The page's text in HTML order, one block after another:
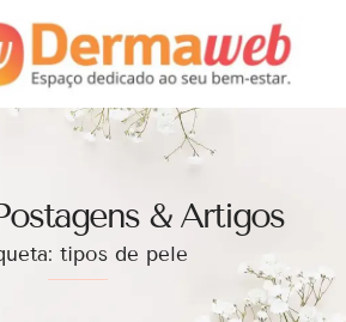
& Artigos
tipos de pele